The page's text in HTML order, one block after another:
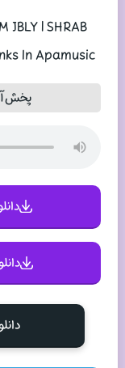
JBLY | SHRAB
In Apamusic
پخش